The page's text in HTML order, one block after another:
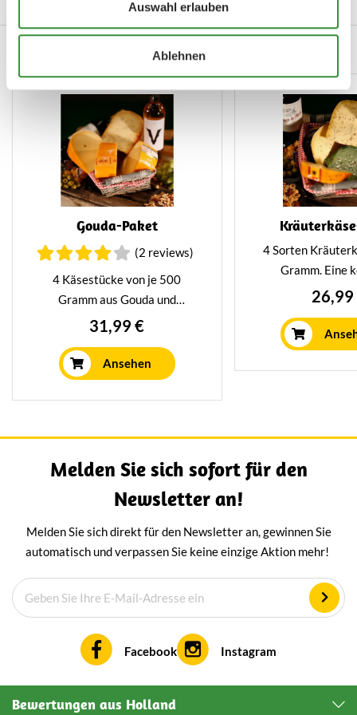
Auswahl erlauben
Ablehnen
Schulp vruchtensap (optioneel
met wijn). Verpakt in een mooie
vensterdoos – perfect als
kaasliefhebber écht te
verrassen.
Auch köstlich...
Gouda-Paket
(2 reviews)
4 Käsestücke von je 500
Gramm aus Gouda und
Umgebung in einer schönen
Schachtel, um die Käse mit
Getränken zu präsentieren oder
zu verschenken. Geeignet für
den Genuss auf einem frischen
Getränken.
31,99 €
Ansehen
4 Sorten
Gramm. Eine
Kombination aus
Käseplatte
26,99
Melden Sie sich sofort für den
Newsletter an!
Melden Sie sich direkt für den Newsletter an, gewinnen Sie
automatisch und verpassen Sie keine einzige Aktion mehr!
Facebook Instagram
Bewertungen aus Holland